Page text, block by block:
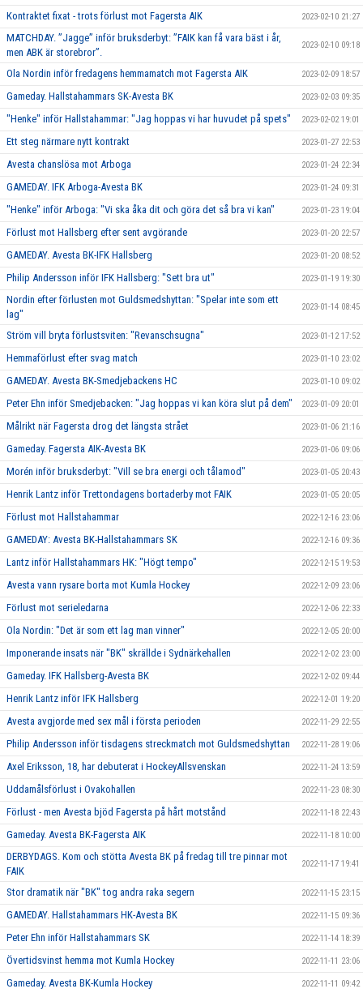
Kontraktet fixat - trots förlust mot Fagersta AIK 2023-02-10 21:27
MATCHDAY. ”Jagge” inför bruksderbyt: ”FAIK kan få vara bäst i år,
men ABK är storebror”.
2023-02-10 09:18
Ola Nordin inför fredagens hemmamatch mot Fagersta AIK 2023-02-09 18:57
Gameday. Hallstahammars SK-Avesta BK 2023-02-03 09:35
"Henke" inför Hallstahammar: "Jag hoppas vi har huvudet på spets" 2023-02-02 19:01
Ett steg närmare nytt kontrakt 2023-01-27 22:53
Avesta chanslösa mot Arboga 2023-01-24 22:34
GAMEDAY. IFK Arboga-Avesta BK 2023-01-24 09:31
"Henke" inför Arboga: "Vi ska åka dit och göra det så bra vi kan" 2023-01-23 19:04
Förlust mot Hallsberg efter sent avgörande 2023-01-20 22:57
GAMEDAY. Avesta BK-IFK Hallsberg 2023-01-20 08:52
Philip Andersson inför IFK Hallsberg: "Sett bra ut" 2023-01-19 19:30
Nordin efter förlusten mot Guldsmedshyttan: "Spelar inte som ett
lag"
2023-01-14 08:45
Ström vill bryta förlustsviten: "Revanschsugna" 2023-01-12 17:52
Hemmaförlust efter svag match 2023-01-10 23:02
GAMEDAY. Avesta BK-Smedjebackens HC 2023-01-10 09:02
Peter Ehn inför Smedjebacken: "Jag hoppas vi kan köra slut på dem" 2023-01-09 20:01
Målrikt när Fagersta drog det längsta strået 2023-01-06 21:16
Gameday. Fagersta AIK-Avesta BK 2023-01-06 09:06
Morén inför bruksderbyt: "Vill se bra energi och tålamod" 2023-01-05 20:43
Henrik Lantz inför Trettondagens bortaderby mot FAIK 2023-01-05 20:05
Förlust mot Hallstahammar 2022-12-16 23:06
GAMEDAY: Avesta BK-Hallstahammars SK 2022-12-16 09:36
Lantz inför Hallstahammars HK: "Högt tempo" 2022-12-15 19:53
Avesta vann rysare borta mot Kumla Hockey 2022-12-09 23:06
Förlust mot serieledarna 2022-12-06 22:33
Ola Nordin: "Det är som ett lag man vinner" 2022-12-05 20:00
Imponerande insats när "BK" skrällde i Sydnärkehallen 2022-12-02 23:00
Gameday. IFK Hallsberg-Avesta BK 2022-12-02 09:44
Henrik Lantz inför IFK Hallsberg 2022-12-01 19:20
Avesta avgjorde med sex mål i första perioden 2022-11-29 22:55
Philip Andersson inför tisdagens streckmatch mot Guldsmedshyttan 2022-11-28 19:06
Axel Eriksson, 18, har debuterat i HockeyAllsvenskan 2022-11-24 13:59
Uddamålsförlust i Ovakohallen 2022-11-23 08:30
Förlust - men Avesta bjöd Fagersta på hårt motstånd 2022-11-18 22:43
Gameday. Avesta BK-Fagersta AIK 2022-11-18 10:00
DERBYDAGS. Kom och stötta Avesta BK på fredag till tre pinnar mot
FAIK
2022-11-17 19:41
Stor dramatik när "BK" tog andra raka segern 2022-11-15 23:15
GAMEDAY. Hallstahammars HK-Avesta BK 2022-11-15 09:36
Peter Ehn inför Hallstahammars SK 2022-11-14 18:39
Övertidsvinst hemma mot Kumla Hockey 2022-11-11 23:06
Gameday. Avesta BK-Kumla Hockey 2022-11-11 09:42